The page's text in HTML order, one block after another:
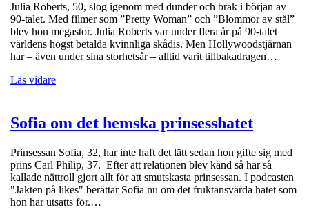
Julia Roberts, 50, slog igenom med dunder och brak i början av
90-talet. Med filmer som ”Pretty Woman” och ”Blommor av stål”
blev hon megastor. Julia Roberts var under flera år på 90-talet
världens högst betalda kvinnliga skådis. Men Hollywoodstjärnan
har – även under sina storhetsår – alltid varit tillbakadragen…
Läs vidare
Sofia om det hemska prinsesshatet
Prinsessan Sofia, 32, har inte haft det lätt sedan hon gifte sig med
prins Carl Philip, 37. Efter att relationen blev känd så har så
kallade nättroll gjort allt för att smutskasta prinsessan. I podcasten
"Jakten på likes" berättar Sofia nu om det fruktansvärda hatet som
hon har utsatts för.…